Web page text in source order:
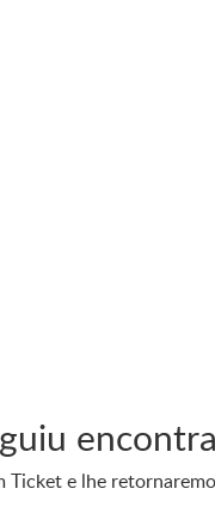
Ticket e lhe